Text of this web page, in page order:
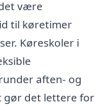
være
til køretimer
Køreskoler i
aften- og
gør det lettere for